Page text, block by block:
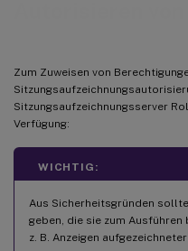
Zum Zuweisen von
Sitzungsaufzeichnungsserver
Verfügung:
WICHTIG:
Aus Sicherheitsgründen
geben, die sie zum
z. B. Anzeigen aufgezeichneter